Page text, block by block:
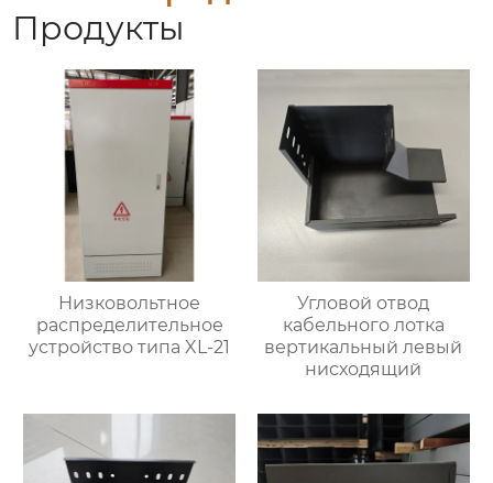
Продукты
Низковольтное
распределительное
устройство типа XL-21
Угловой отвод
кабельного лотка
вертикальный левый
нисходящий